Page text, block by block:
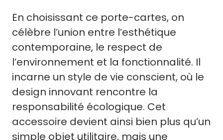
En choisissant ce porte-cartes, on
célèbre l’union entre l’esthétique
contemporaine, le respect de
l’environnement et la fonctionnalité. Il
incarne un style de vie conscient, où le
design innovant rencontre la
responsabilité écologique. Cet
accessoire devient ainsi bien plus qu’un
simple objet utilitaire, mais une